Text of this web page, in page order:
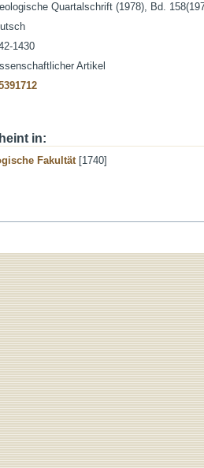
Quartalschrift (1978), Bd.
1430
Artikel
in:
Fakultät[1740]